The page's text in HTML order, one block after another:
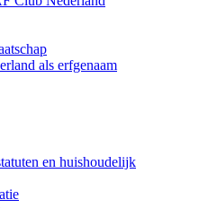
als erfgenaam
en huishoudelijk